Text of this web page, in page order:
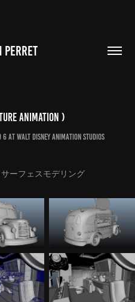
PERRET
Animation )
at Walt Disney Animation Studios
ーフェスモデリング